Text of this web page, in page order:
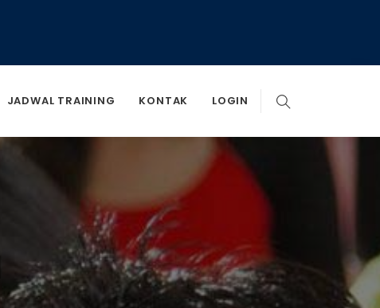
JADWAL TRAINING KONTAK LOGIN